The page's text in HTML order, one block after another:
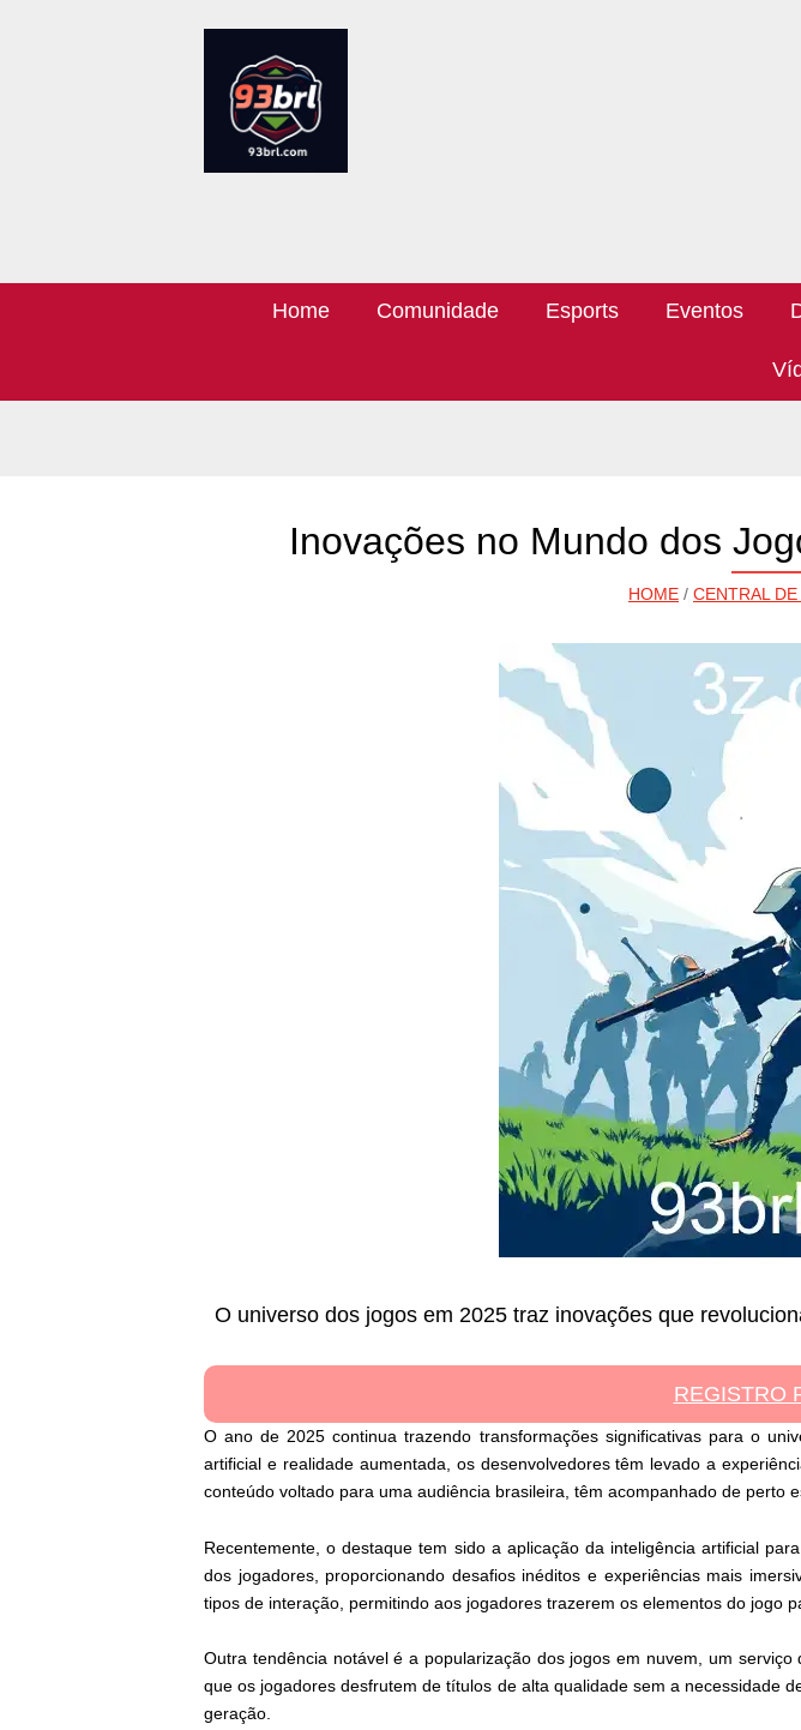
Home Comunidade Esports Eventos
Inovações no Mundo dos
HOME / CENTRAL
O universo dos jogos em 2025 traz inovações que
REGISTRO
O ano de 2025 continua trazendo transformações significativas para o
artificial e realidade aumentada, os desenvolvedores têm levado a
conteúdo voltado para uma audiência brasileira, têm acompanhado de perto
Recentemente, o destaque tem sido a aplicação da inteligência artificial
dos jogadores, proporcionando desafios inéditos e experiências mais
tipos de interação, permitindo aos jogadores trazerem os elementos do jogo
Outra tendência notável é a popularização dos jogos em nuvem, um
que os jogadores desfrutem de títulos de alta qualidade sem a necessidade
geração.